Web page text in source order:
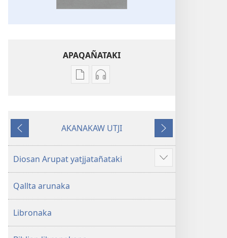
APAQAÑATAKI
Aka
Biblia
Machaq
Mundon
Aka
Biblia
Machaq
Mundon
Kuttʼañataki
AKANAKAW UTJI
Pasañataki
Diosan Arupat yatjjatañataki
Show
more
Qallta arunaka
Libronaka